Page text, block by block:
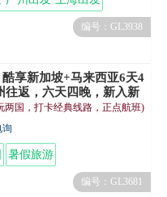
编号：GL3938
酷享新加坡+马来西亚6天4
往返，六天四晚，新入新
两国，打卡经典线路，正点航班)
询
暑假旅游
编号：GL3681